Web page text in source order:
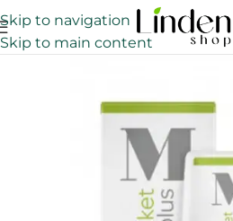
Skip to navigation
Skip to main content